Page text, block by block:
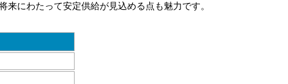
来にわたって安定供給が見込める点も魅力です。